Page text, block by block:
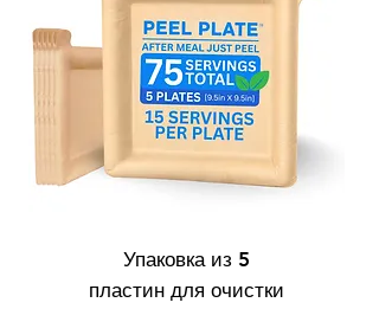
Упаковка из 5
пластин для очистки